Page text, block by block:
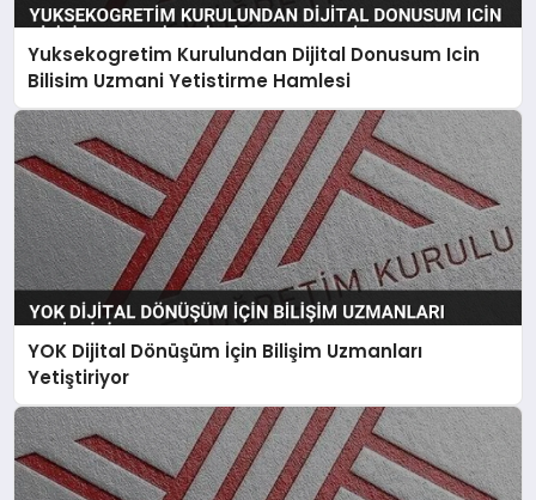
Yuksekogretim Kurulundan Dijital Donusum Icin
Bilisim Uzmani Yetistirme Hamlesi
YOK Dijital Dönüşüm İçin Bilişim Uzmanları
Yetiştiriyor